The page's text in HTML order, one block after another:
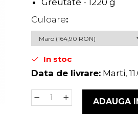
Greutate - 1220 g​
Culoare:
In stoc
Data de livrare: Marti,
ADAUGA